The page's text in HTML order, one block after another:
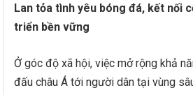
Lan tỏa tình yêu bóng đá, kết nối
triển bền vững
Ở góc độ xã hội, việc mở rộng khả
đấu châu Á tới người dân tại vùng